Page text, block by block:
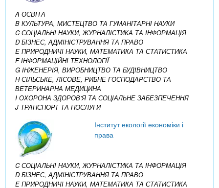
A ОСВІТА
B КУЛЬТУРА, МИСТЕЦТВО ТА ГУМАНІТАРНІ НАУКИ
C СОЦІАЛЬНІ НАУКИ, ЖУРНАЛІСТИКА ТА ІНФОРМАЦІЯ
D БІЗНЕС, АДМІНІСТРУВАННЯ ТА ПРАВО
E ПРИРОДНИЧІ НАУКИ, МАТЕМАТИКА ТА СТАТИСТИКА
F ІНФОРМАЦІЙНІ ТЕХНОЛОГІЇ
G ІНЖЕНЕРІЯ, ВИРОБНИЦТВО ТА БУДІВНИЦТВО
H СІЛЬСЬКЕ, ЛІСОВЕ, РИБНЕ ГОСПОДАРСТВО ТА
ВЕТЕРИНАРНА МЕДИЦИНА
I ОХОРОНА ЗДОРОВ’Я ТА СОЦІАЛЬНЕ ЗАБЕЗПЕЧЕННЯ
J ТРАНСПОРТ ТА ПОСЛУГИ
Інститут екології економіки і
права
C СОЦІАЛЬНІ НАУКИ, ЖУРНАЛІСТИКА ТА ІНФОРМАЦІЯ
D БІЗНЕС, АДМІНІСТРУВАННЯ ТА ПРАВО
E ПРИРОДНИЧІ НАУКИ, МАТЕМАТИКА ТА СТАТИСТИКА